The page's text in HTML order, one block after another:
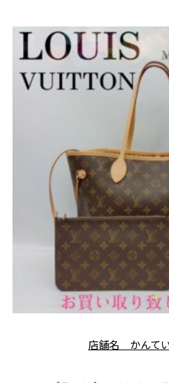
店舗名 かんて